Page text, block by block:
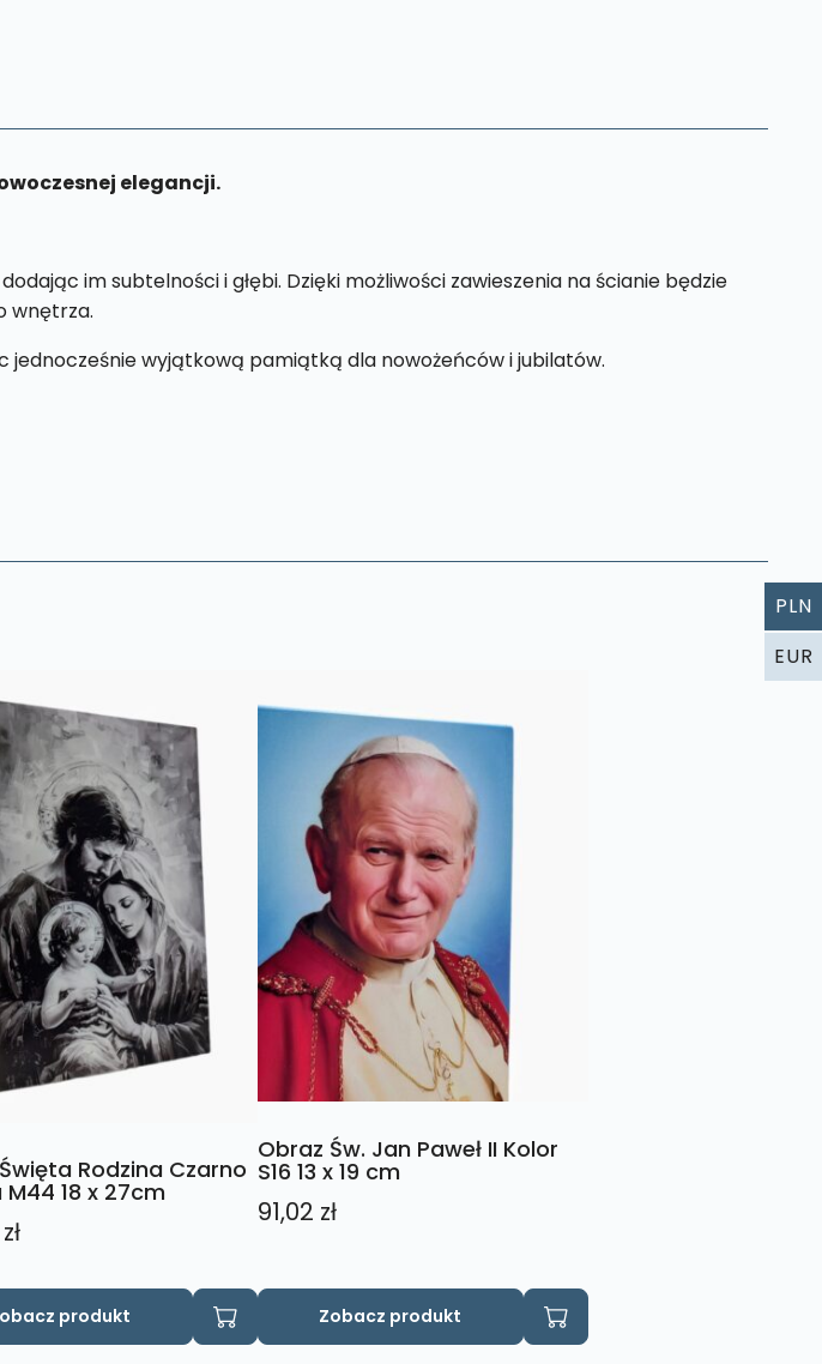
elegancji.
dodając im subtelności i głębi. Dzięki możliwości zawieszenia na ścianie będzie
wnętrza.
wyjątkową pamiątką dla nowożeńców i jubilatów.
Rodzina Czarno
M44 18 x 27cm
zł
produkt
Obraz Św. Jan Paweł II Kolor
S16 13 x 19 cm
91,02 zł
Zobacz produkt
PLN
EUR